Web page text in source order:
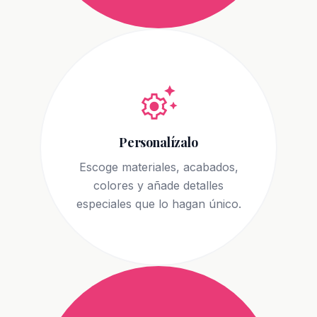
settings_suggest
Personalízalo
Escoge materiales, acabados,
colores y añade detalles
especiales que lo hagan único.